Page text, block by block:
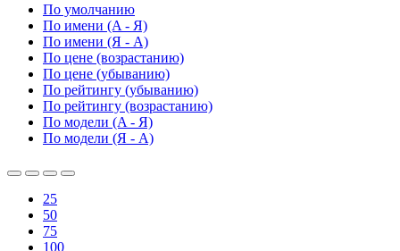
По умолчанию
По имени (A - Я)
По имени (Я - A)
По цене (возрастанию)
По цене (убыванию)
По рейтингу (убыванию)
По рейтингу (возрастанию)
По модели (A - Я)
По модели (Я - A)
25
50
75
100